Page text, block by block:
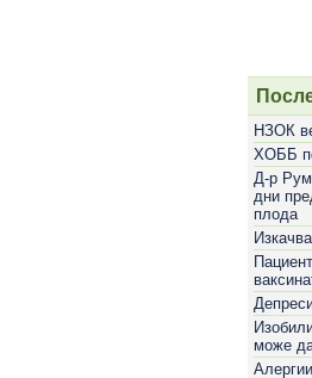
НЗОК
ХОББ
Д-р
дни
плода
може